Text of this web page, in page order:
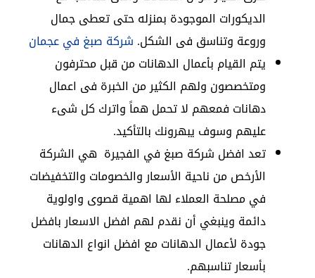
الديكورات الموجودة بمنزله حتى تعطى جمال
وروعة وتناسق فى الشكل. شركة صبغ في عجمان
يتم القيام بأعمال الدهانات من قبل محترفون
ومتخصصون ولهم الكثير من الخبرة فى اعمال
دهانات فمعهم لا تحمل هماً واترك كل شىء
عليهم وسوف يبهرونك بالتأكيد.
تعد افضل شركة صبغ في الفجيرة هي الشركة
الأرخص من ناحية الأسعار والخصومات والتخفيضات
في مصلحة العملاء لها اهمية قصوى واولوية
دائمة وينبغي أن نقدم لهم افضل الاسعار بافضل
جودة لأعمال الدهانات مع افضل انواع الدهانات
بأسعار تناسبهم.